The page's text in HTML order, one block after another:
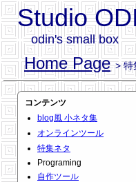
Studio
odin's small box
Home Page > 特
コンテンツ
blog風 小ネタ集
オンラインツール
特集ネタ
Programing
自作ツール